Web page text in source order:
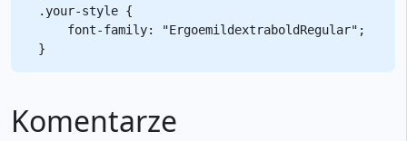
.your-style {
    font-family: "ErgoemildextraboldRegular";
Komentarze